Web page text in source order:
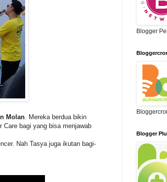
Molan . Mereka berdua bikin
Care bagi yang bisa menjawab
Nah Tasya juga ikutan bagi-
Blogger
Blogger